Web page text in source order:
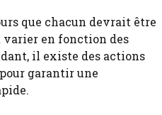
que chacun devrait être
varier en fonction des
il existe des actions
garantir une